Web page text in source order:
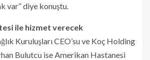
var” diye konuştu.
ile hizmet verecek
Kuruluşları CEO’su ve Koç Holding
Bulutcu ise Amerikan Hastanesi